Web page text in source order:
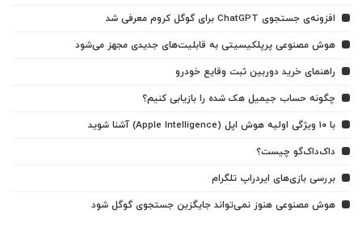
افزونه‌ی جستجوی ChatGPT برای گوگل کروم معرفی شد
هوش مصنوعی پرپلکیسیتی به قابلیت‌های جدیدی مجهز می‌شود
راهنمای خرید دوربین ثبت وقایع خودرو
چگونه حساب جیمیل هک شده را بازیابی کنیم؟
با ۱۰ ویژگی اولیه هوش اپل (Apple Intelligence) آشنا شوید
داک‌داک‌گو چیست؟
بررسی بازی‌های ایردراپ تلگرام
هوش مصنوعی هنوز نمی‌تواند جایگزین جستجوی گوگل شود